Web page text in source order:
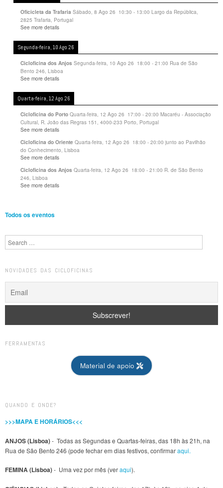
Oficicleta da Trafaria Sábado, 8 Ago 26 10:30 - 13:00 Largo da República,
2825 Trafaria, Portugal
See more details
Segunda-feira, 10 Ago 26
Cicloficina dos Anjos Segunda-feira, 10 Ago 26 18:00 - 21:00 Rua de São
Bento 246, Lisboa
See more details
Quarta-feira, 12 Ago 26
Cicloficina do Porto Quarta-feira, 12 Ago 26 17:00 - 20:00 Macaréu - Associação
Cultural, R. João das Regras 151, 4000-233 Porto, Portugal
See more details
Cicloficina do Oriente Quarta-feira, 12 Ago 26 18:00 - 20:00 junto ao Pavilhão
do Conhecimento, Lisboa
See more details
Cicloficina dos Anjos Quarta-feira, 12 Ago 26 18:00 - 21:00 R. de São Bento
246, Lisboa
See more details
Todos os eventos
Search
NOVIDADES DAS CICLOFICINAS
FERRAMENTAS
Material de apoio
QUANDO E ONDE?
>>>MAPA E HORÁRIOS<<<
ANJOS (Lisboa)- Todas as Segundas e Quartas-feiras, das 18h às 21h, na
Rua de São Bento 246 (pode fechar em dias festivos, confirmaraqui.
FEMINA (Lisboa)- Uma vez por mês (veraqui).